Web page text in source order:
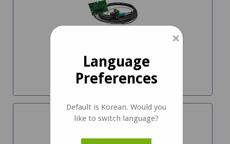
Jetson AGX Xavier용 FHD GMSL2 카메라
자세히 알아보기
×
Language
Preferences
Default is Korean. Would you
like to switch language?